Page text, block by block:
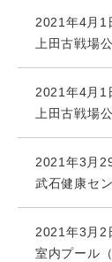
2021年4月1
上田古戦場
2021年4月1
上田古戦場
2021年3月
武石健康セ
2021年3月2
室内プール